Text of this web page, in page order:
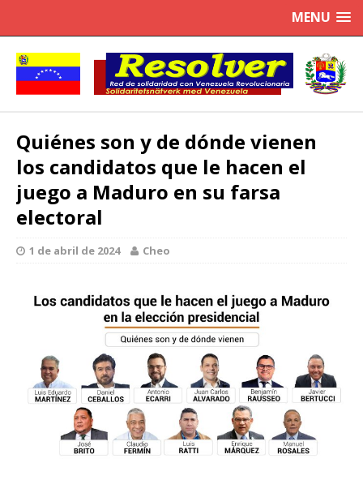
MENU
Quiénes son y de dónde vienen
los candidatos que le hacen el
juego a Maduro en su farsa
electoral
1 de abril de 2024 Cheo